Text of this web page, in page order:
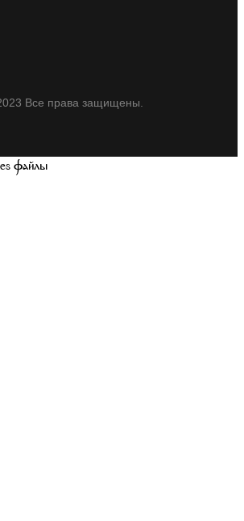
Все права защищены.
файлы